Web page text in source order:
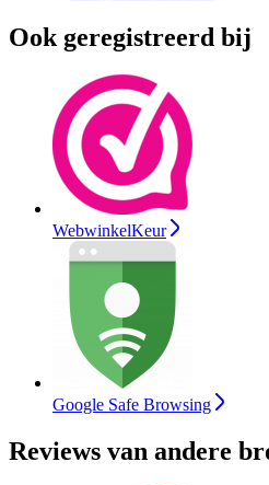
Ook geregistreerd bij
WebwinkelKeur
Google Safe Browsing
Reviews van andere